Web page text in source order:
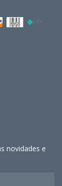
novidades e